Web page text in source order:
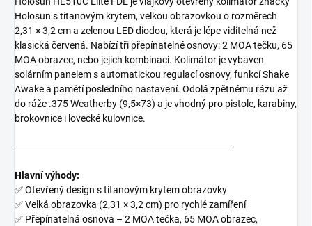
Holosun s titanovým krytem, velkou obrazovkou o rozměrech
2,31 × 3,2 cm a zelenou LED diodou, která je lépe viditelná než
klasická červená. Nabízí tři přepínatelné osnovy: 2 MOA tečku, 65
MOA obrazec, nebo jejich kombinaci. Kolimátor je vybaven
solárním panelem s automatickou regulací osnovy, funkcí Shake
Awake a pamětí posledního nastavení. Odolá zpětnému rázu až
do ráže .375 Weatherby (9,5×73) a je vhodný pro pistole, karabiny,
brokovnice i lovecké kulovnice.
───────────────────────────────
Hlavní výhody:
✅ Otevřený design s titanovým krytem obrazovky
✅ Velká obrazovka (2,31 × 3,2 cm) pro rychlé zamíření
✅ Přepínatelná osnova – 2 MOA tečka, 65 MOA obrazec,